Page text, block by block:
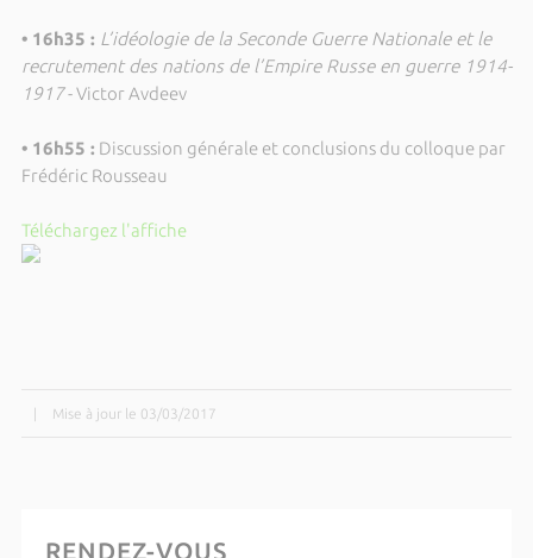
• 16h35 : L’idéologie de la Seconde Guerre Nationale et le
recrutement des nations de l’Empire Russe en guerre 1914-
1917- Victor Avdeev
• 16h55 : Discussion générale et conclusions du colloque par
Frédéric Rousseau
Téléchargez l'affiche
Mise à jour le 03/03/2017
RENDEZ-VOUS